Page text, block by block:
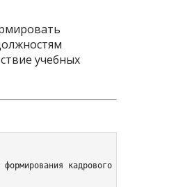
учебных
кадрового резерва